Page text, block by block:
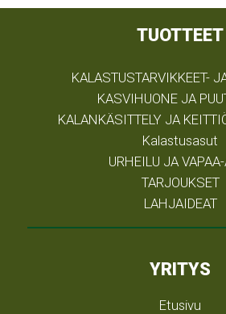
TUOTTEET
KALASTUSTARVIKKEET-
KASVIHUONE JA
KALANKÄSITTELY JA
Kalastusasut
URHEILU JA
TARJOUKSET
LAHJAIDEAT
YRITYS
Etusivu